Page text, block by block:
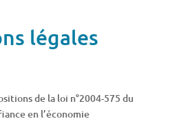
légales
de la loi n°2004-575 du
en l’économie